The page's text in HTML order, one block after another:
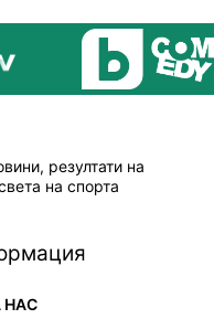
резултати на
на спорта
НАС